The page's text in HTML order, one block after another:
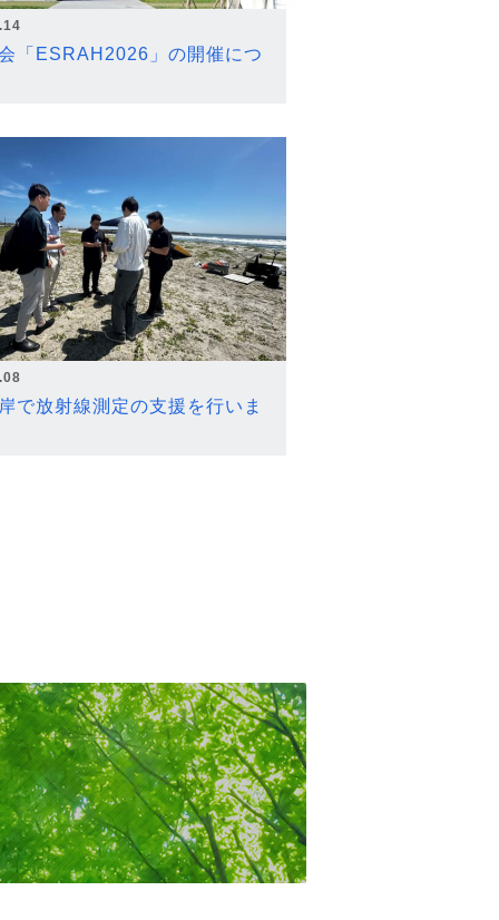
「ESRAH2026」の開催につ
で放射線測定の支援を行いま